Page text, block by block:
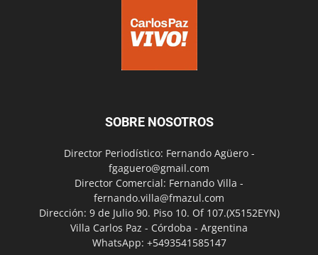
SOBRE NOSOTROS
Director Periodístico: Fernando Agüero -
fgaguero@gmail.com
Director Comercial: Fernando Villa -
fernando.villa@fmazul.com
Dirección: 9 de Julio 90. Piso 10. Of 107.(X5152EYN)
Villa Carlos Paz - Córdoba - Argentina
WhatsApp: +5493541585147